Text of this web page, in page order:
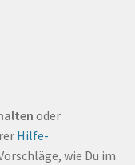
oder
Hilfe-
wie Du im